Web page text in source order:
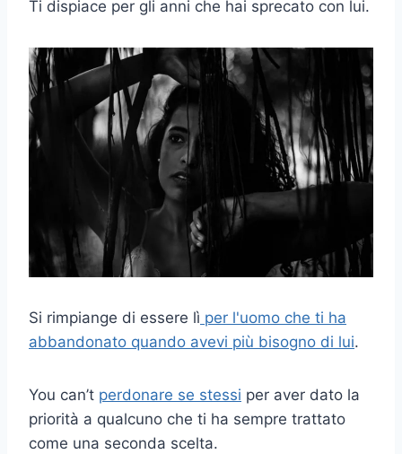
Ti dispiace per gli anni che hai sprecato con lui.
Si rimpiange di essere lì per l'uomo che ti ha
abbandonato quando avevi più bisogno di lui.
You can’t perdonare se stessi per aver dato la
priorità a qualcuno che ti ha sempre trattato
come una seconda scelta.